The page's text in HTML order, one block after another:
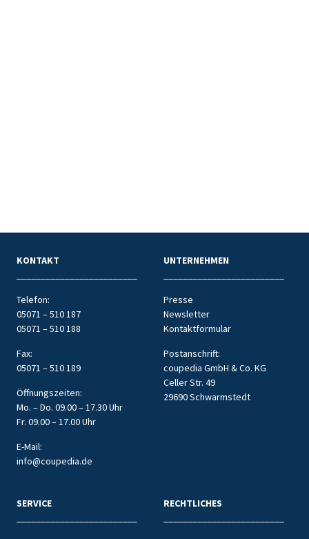
KONTAKT
Telefon:
05071 – 510 187
05071 – 510 188
Fax:
05071 – 510 189
Öffnungszeiten:
Mo. – Do. 09.00 – 17.30 Uhr
Fr. 09.00 – 17.00 Uhr
E-Mail:
info@coupedia.de
UNTERNEHMEN
Presse
Newsletter
Kontaktformular
Postanschrift:
coupedia GmbH & Co. KG
Celler Str. 49
29690 Schwarmstedt
SERVICE
RECHTLICHES